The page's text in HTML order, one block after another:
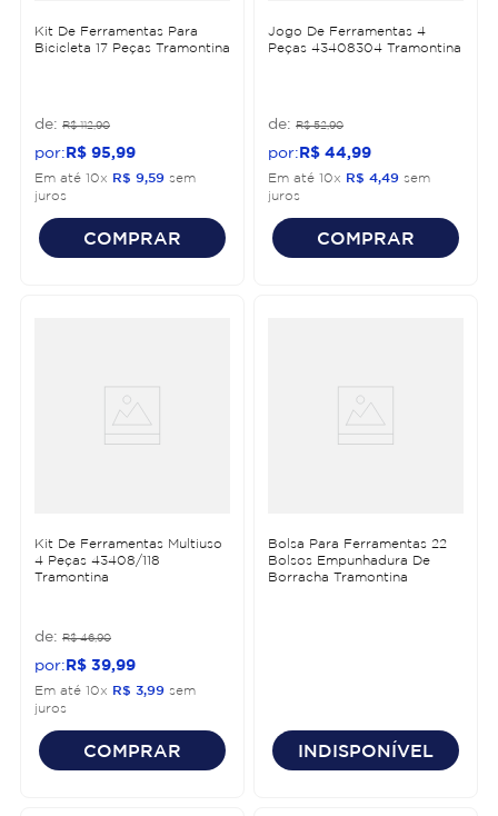
Kit De Ferramentas Para
Bicicleta 17 Peças Tramontina
R$ 112,90
R$ 95 99
Em até 10x R$ 9 59 sem
juros
COMPRAR
Jogo De Ferramentas 4
Peças 43408304 Tramontina
R$ 52,90
R$ 44 99
Em até 10x R$ 4 49 sem
juros
COMPRAR
Kit De Ferramentas Multiuso
4 Peças 43408/118
Tramontina
R$ 46,90
R$ 39 99
Em até 10x R$ 3 99 sem
juros
COMPRAR
Bolsa Para Ferramentas 22
Bolsos Empunhadura De
Borracha Tramontina
INDISPONÍVEL